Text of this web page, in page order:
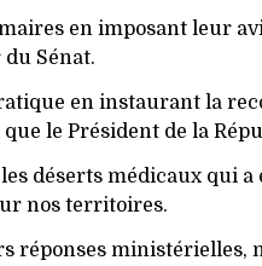
en imposant leur
Sénat.
en instaurant la
le Président de la
déserts médicaux qui
nos territoires.
réponses ministérielles,